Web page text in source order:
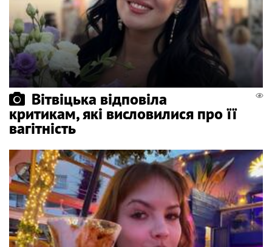
Вітвіцька відповіла
критикам, які висловилися про її
вагітність